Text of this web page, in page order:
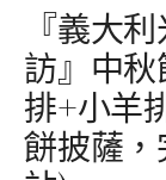
『義大
訪』中
排+小羊
餅披薩